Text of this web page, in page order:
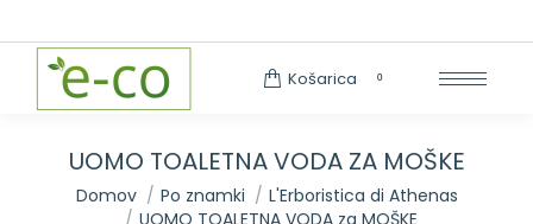
Košarica 0
UOMO TOALETNA VODA ZA MOŠKE
You are here:
Domov Po znamki
L'Erboristica di Athenas
UOMO TOALETNA VODA za MOŠKE